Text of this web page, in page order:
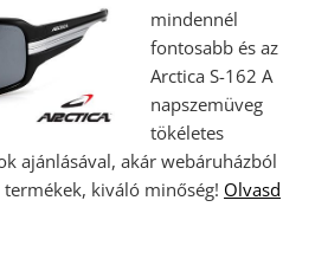
mindennél
fontosabb és az
Arctica S-162 A
napszemüveg
tökéletes
ajánlásával, akár webáruházból
kiváló minőség! Olvasd